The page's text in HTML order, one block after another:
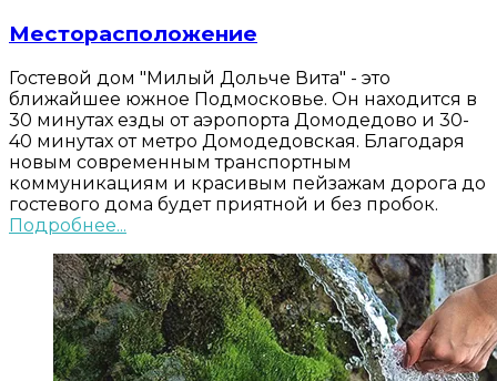
Месторасположение
Гостевой дом "Милый Дольче Вита" - это
ближайшее южное Подмосковье. Он находится в
30 минутах езды от аэропорта Домодедово и 30-
40 минутах от метро Домодедовская. Благодаря
новым современным транспортным
коммуникациям и красивым пейзажам дорога до
гостевого дома будет приятной и без пробок.
Подробнее...